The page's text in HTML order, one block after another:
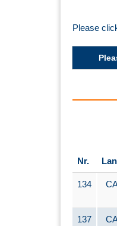
Please
Nr.
134
137